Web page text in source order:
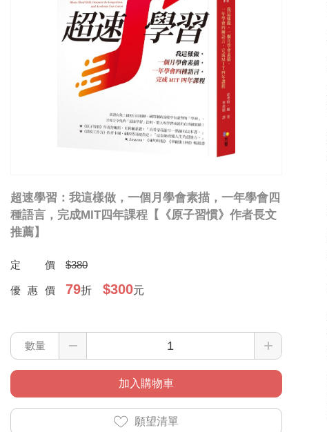
超速學習：我這樣做，一個月學會素描，一年學會四
種語言，完成MIT四年課程【《原子習慣》作者長文
推薦】
定價 $380
優惠價 79折 $300元
數量
加入購物車
願望清單